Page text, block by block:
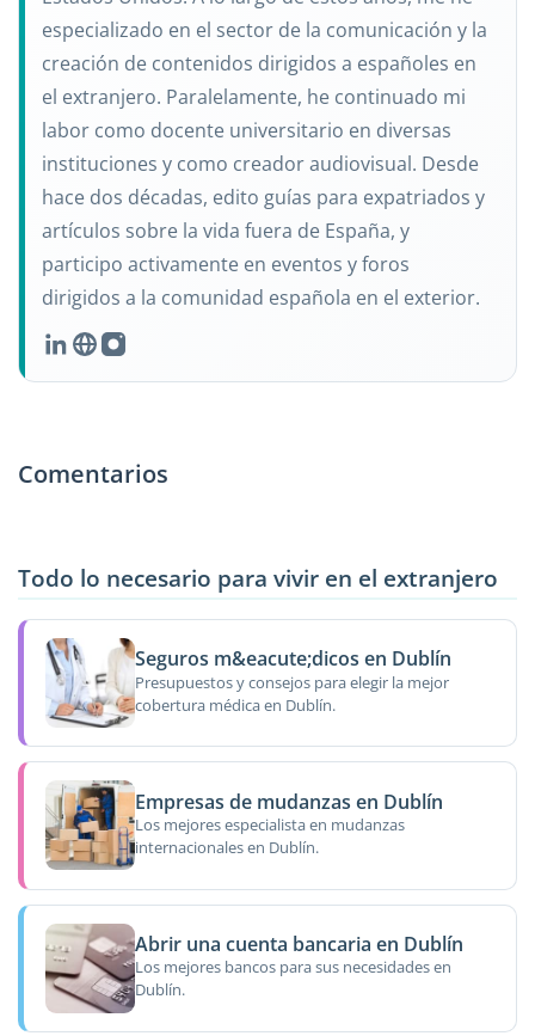
especializado en el sector de la comunicación y la
creación de contenidos dirigidos a españoles en
el extranjero. Paralelamente, he continuado mi
labor como docente universitario en diversas
instituciones y como creador audiovisual. Desde
hace dos décadas, edito guías para expatriados y
artículos sobre la vida fuera de España, y
participo activamente en eventos y foros
dirigidos a la comunidad española en el exterior.
Comentarios
Todo lo necesario para vivir en el extranjero
Seguros m&eacute;dicos en Dublín
Presupuestos y consejos para elegir la mejor
cobertura médica en Dublín.
Empresas de mudanzas en Dublín
Los mejores especialista en mudanzas
internacionales en Dublín.
Abrir una cuenta bancaria en Dublín
Los mejores bancos para sus necesidades en
Dublín.